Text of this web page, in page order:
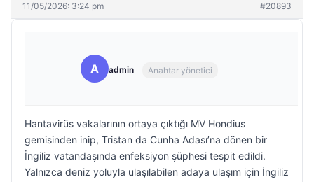
11/05/2026: 3:24 pm #20893
A admin Anahtar yönetici
Hantavirüs vakalarının ortaya çıktığı MV Hondius
gemisinden inip, Tristan da Cunha Adası’na dönen bir
İngiliz vatandaşında enfeksiyon şüphesi tespit edildi.
Yalnızca deniz yoluyla ulaşılabilen adaya ulaşım için İngiliz